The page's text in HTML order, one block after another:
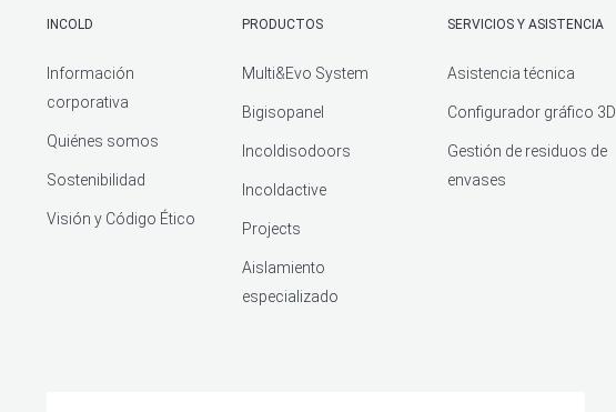
INCOLD
Información
corporativa
Quiénes somos
Sostenibilidad
Visión y Código Ético
PRODUCTOS
Multi&Evo System
Bigisopanel
Incoldisodoors
Incoldactive
Projects
Aislamiento
especializado
SERVICIOS Y ASISTENCIA
Asistencia técnica
Configurador gráfico 3D
Gestión de residuos de
envases